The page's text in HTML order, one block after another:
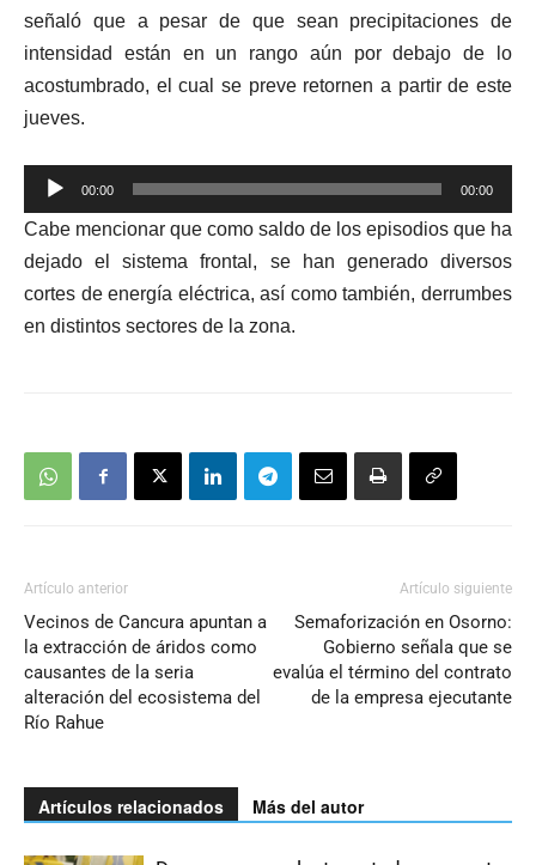
señaló que a pesar de que sean precipitaciones de
intensidad están en un rango aún por debajo de lo
acostumbrado, el cual se preve retornen a partir de este
jueves.
Reproductor
de
audio
00:00 00:00
Cabe mencionar que como saldo de los episodios que ha
dejado el sistema frontal, se han generado diversos
cortes de energía eléctrica, así como también, derrumbes
en distintos sectores de la zona.
Artículo anterior
Vecinos de Cancura apuntan a
la extracción de áridos como
causantes de la seria
alteración del ecosistema del
Río Rahue
Artículo siguiente
Semaforización en Osorno:
Gobierno señala que se
evalúa el término del contrato
de la empresa ejecutante
Artículos relacionados Más del autor